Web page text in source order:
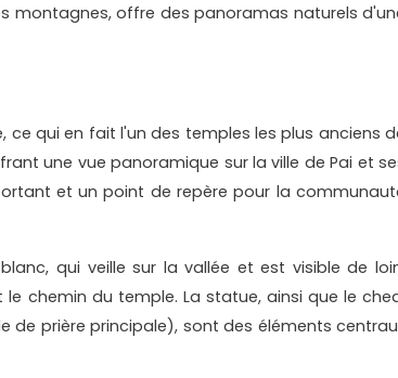
montagnes, offre des panoramas naturels
ce qui en fait l'un des temples les plus anciens
une vue panoramique sur la ville de Pai et
et un point de repère pour la
qui veille sur la vallée et est visible de
chemin du temple. La statue, ainsi que le
de prière principale), sont des éléments